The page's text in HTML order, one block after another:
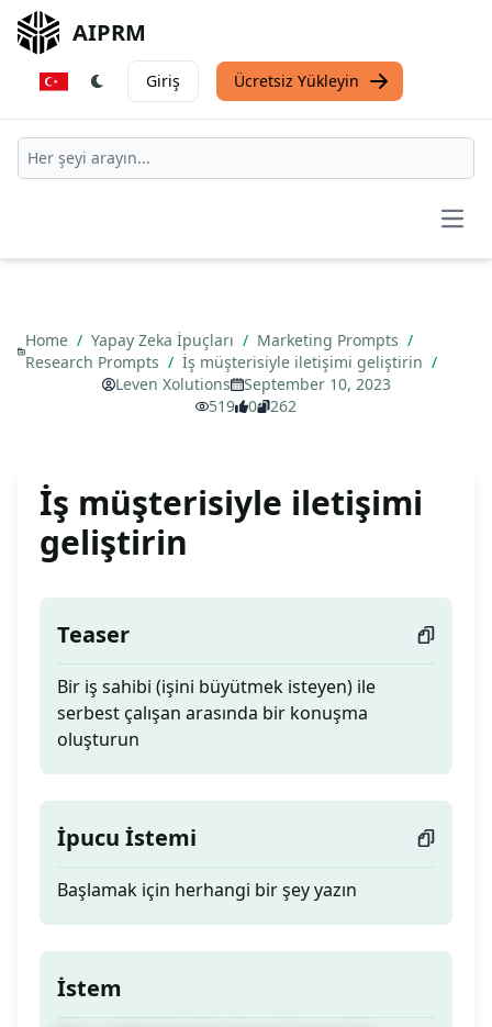
AIPRM
Giriş Ücretsiz Yükleyin
Home / Yapay Zeka İpuçları / Marketing Prompts /
Research Prompts / İş müşterisiyle iletişimi geliştirin /
Leven Xolutions
September 10, 2023
519
0 262
İş müşterisiyle iletişimi
geliştirin
Teaser
Bir iş sahibi (işini büyütmek isteyen) ile
serbest çalışan arasında bir konuşma
oluşturun
İpucu İstemi
Başlamak için herhangi bir şey yazın
İstem